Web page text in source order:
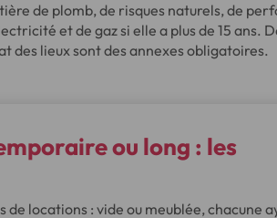
de plomb, de risques naturels, de
et de gaz si elle a plus de 15
des lieux sont des annexes obligatoires.
ou long : les
de locations : vide ou meublée, chacune